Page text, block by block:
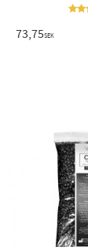
73,75SEK